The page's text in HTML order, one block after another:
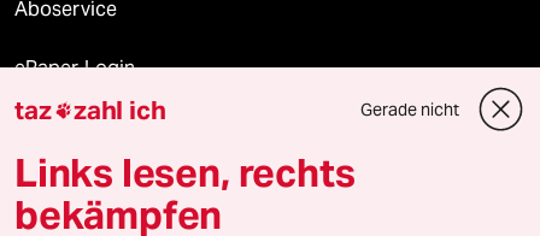
Aboservice
ePaper Login
Downloads für Abonnierende
taz zahl ich Gerade nicht
Links lesen, rechts
bekämpfen